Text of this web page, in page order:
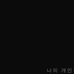
나의 개